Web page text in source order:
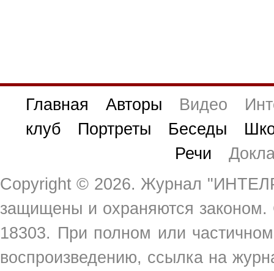
Главная Авторы Видео
клуб
Портреты Беседы
Речи
Copyright © 2026. Журнал
защищены и охраняются
18303. При полном или
воспроизведению, ссылка на